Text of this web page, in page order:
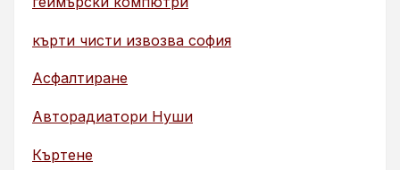
кърти чисти извозва софия
Асфалтиране
Авторадиатори Нуши
Къртене